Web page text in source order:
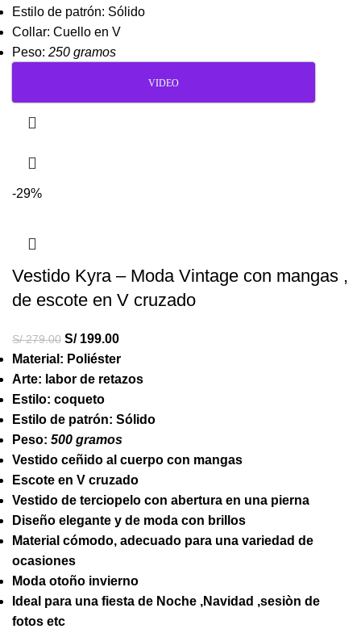
Estilo de patrón: Sólido
Collar: Cuello en V
Peso: 250 gramos
VIDEO
-29%
Vestido Kyra – Moda Vintage con mangas ,
de escote en V cruzado
S/279.00 S/199.00
Material: Poliéster
Arte: labor de retazos
Estilo: coqueto
Estilo de patrón: Sólido
Peso: 500 gramos
Vestido ceñido al cuerpo con mangas
Escote en V cruzado
Vestido de terciopelo con abertura en una pierna
Diseño elegante y de moda con brillos
Material cómodo, adecuado para una variedad de
ocasiones
Moda otoño invierno
Ideal para una fiesta de Noche ,Navidad ,sesiòn de
fotos etc